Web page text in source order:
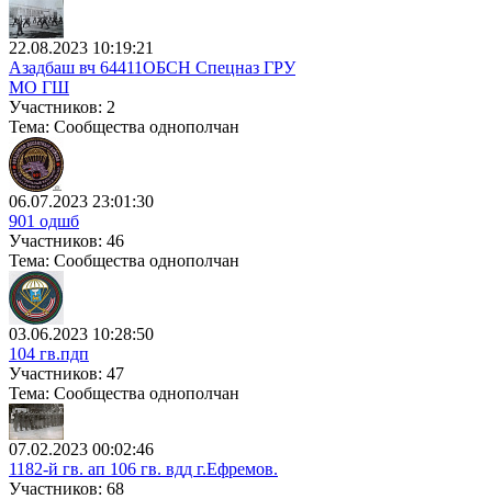
22.08.2023 10:19:21
Азадбаш вч 64411ОБСН Спецназ ГРУ
МО ГШ
Участников: 2
Тема: Сообщества однополчан
06.07.2023 23:01:30
901 одшб
Участников: 46
Тема: Сообщества однополчан
03.06.2023 10:28:50
104 гв.пдп
Участников: 47
Тема: Сообщества однополчан
07.02.2023 00:02:46
1182-й гв. ап 106 гв. вдд г.Ефремов.
Участников: 68